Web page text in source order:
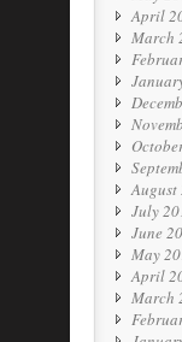
April
March
August
July
June
May
April
March